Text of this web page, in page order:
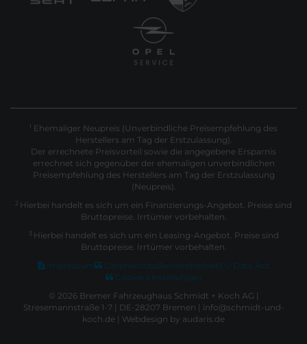
1 Ehemaliger Neupreis (Unverbindliche Preisempfehlung des
Herstellers am Tag der Erstzulassung).
Der errechnete Preisvorteil sowie die angegebene Ersparnis
errechnet sich gegenüber der ehemaligen unverbindlichen
Preisempfehlung des Herstellers am Tag der Erstzulassung
(Neupreis).
2 Hierbei handelt es sich um ein Finanzierungs-Angebot. Preise sind
Bruttopreise. Irrtümer vorbehalten.
3 Hierbei handelt es sich um ein Leasing-Angebot. Preise sind
Bruttopreise. Irrtümer vorbehalten.
Impressum
Datenschutz Barrierefreiheit EU Data Act
Cookie Einstellungen
© 2026 Bremer Fahrzeughaus Schmidt + Koch AG |
Stresemannstraße 1-7 | DE-28207 Bremen | info@schmidt-und-
koch.de | Webdesign by audaris.de